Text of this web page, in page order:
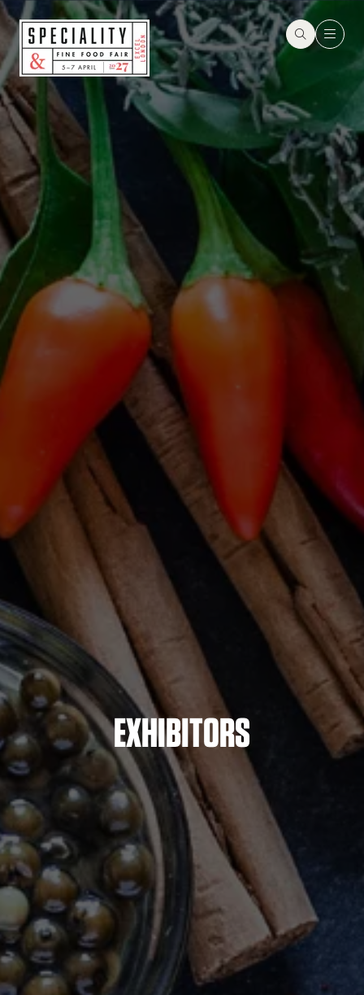
EXHIBITORS